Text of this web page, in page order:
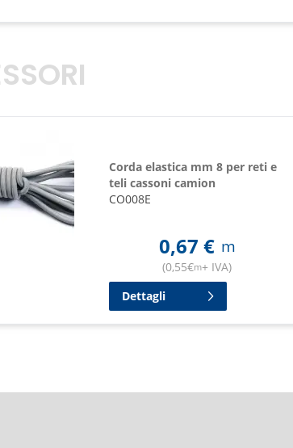
Corda elastica mm 8 per reti e
teli cassoni camion
CO008E
0,67 € m
(0,55€m+ IVA)
Dettagli